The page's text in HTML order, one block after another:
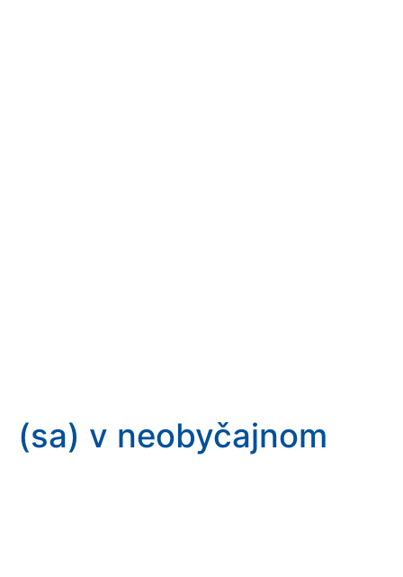
(sa) v neobyčajnom